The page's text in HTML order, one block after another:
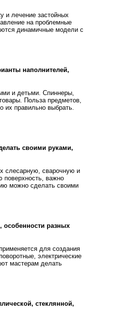
и лечение застойных
на проблемные
динамичные модели с
наполнителей,
и детьми. Спиннеры,
Польза предметов,
их правильно выбрать.
своими руками,
слесарную, сварочную и
поверхность, важно
можно сделать своими
особенности разных
для создания
электрические
мастерам делать
стеклянной,